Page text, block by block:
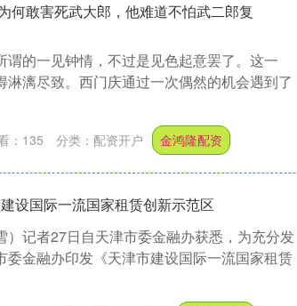
何敢害死武大郎，他难道不怕武二郎复
谓的一见钟情，不过是见色起意罢了。这一
漓尽致。西门庆通过一次偶然的机会遇到了
： 135 分类： 配资开户 金鸿隆配资
设国际一流国家租赁创新示范区
记者27日自天津市委金融办获悉，为充分发
金融办印发《天津市建设国际一流国家租赁